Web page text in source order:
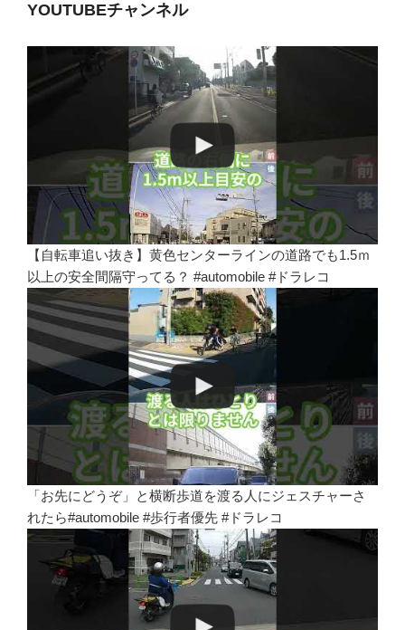
YOUTUBEチャンネル
【自転車追い抜き】黄色センターラインの道路でも1.5ｍ
以上の安全間隔守ってる？ #automobile #ドラレコ
「お先にどうぞ」と横断歩道を渡る人にジェスチャーさ
れたら#automobile #歩行者優先 #ドラレコ